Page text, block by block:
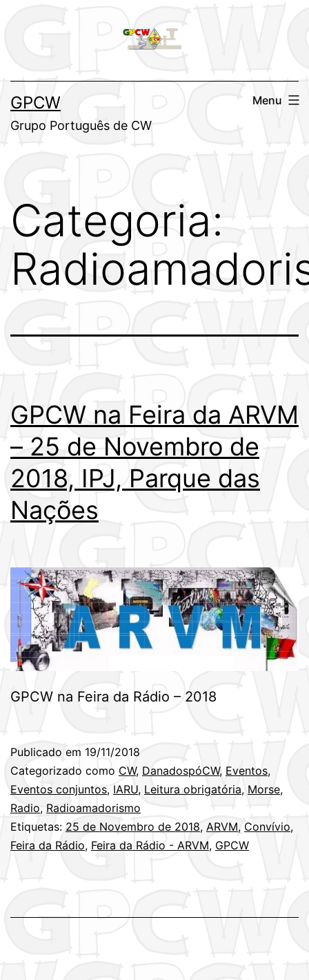
conteúdo
GPCW
Grupo Português de CW
Menu
Categoria:
GPCW na Feira da ARVM
– 25 de Novembro de
2018, IPJ, Parque das
Nações
GPCW na Feira da Rádio – 2018
Publicado em 19/11/2018
Categorizado como CW, DanadospóCW, Eventos,
Eventos conjuntos, IARU, Leitura obrigatória, Morse,
Radio, Radioamadorismo
Etiquetas: 25 de Novembro de 2018, ARVM, Convívio,
Feira da Rádio, Feira da Rádio - ARVM, GPCW